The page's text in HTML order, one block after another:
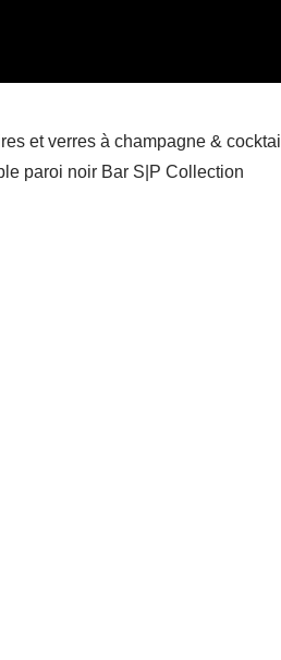
et verres à champagne & cocktail
paroi noir Bar S|P Collection